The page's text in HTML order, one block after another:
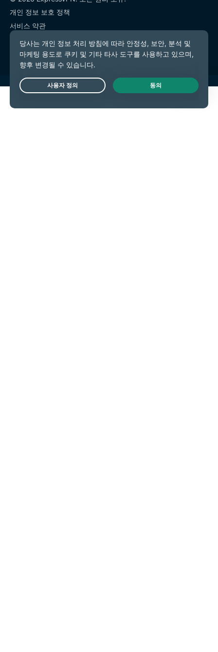
개인 정보 보호 정책
서비스 약관
쿠키 기본 설정
Live Chat